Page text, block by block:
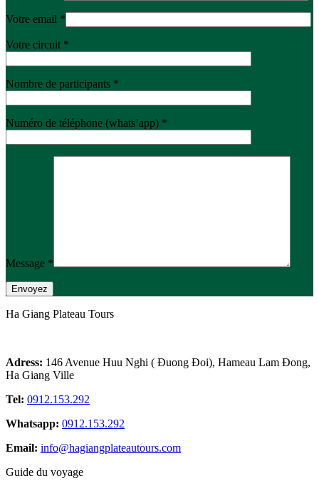
Votre email *
Votre circuit *
Nombre de participants *
Numéro de téléphone (whats’app) *
Message *
Ha Giang Plateau Tours
Adress: 146 Avenue Huu Nghi ( Đuong Đoi), Hameau Lam Đong,
Ha Giang Ville
Tel: 0912.153.292
Whatsapp: 0912.153.292
Email: info@hagiangplateautours.com
Guide du voyage